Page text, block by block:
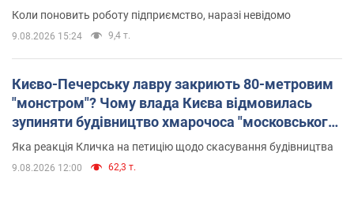
Коли поновить роботу підприємство, наразі невідомо
9.08.2026 15:24 9,4 т.
Києво-Печерську лавру закриють 80-метровим
"монстром"? Чому влада Києва відмовилась
зупиняти будівництво хмарочоса "московського
вірянина"
Яка реакція Кличка на петицію щодо скасування будівництва
9.08.2026 12:00 62,3 т.